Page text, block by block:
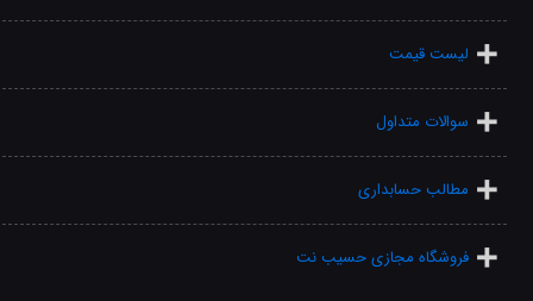
لیست قیمت
سوالات متداول
مطالب حسابداری
فروشگاه مجازی حسیب نت